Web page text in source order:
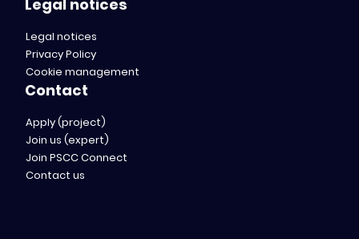
Legal notices
Legal notices
Privacy Policy
Cookie management
Contact
Apply (project)
Join us (expert)
Join PSCC Connect
Contact us